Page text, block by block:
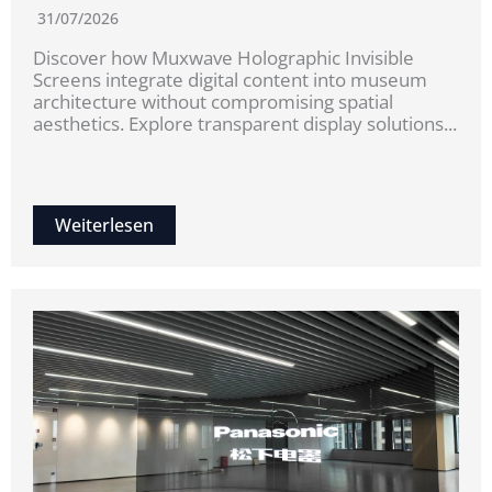
31/07/2026
Discover how Muxwave Holographic Invisible
Screens integrate digital content into museum
architecture without compromising spatial
aesthetics. Explore transparent display solutions...
Weiterlesen